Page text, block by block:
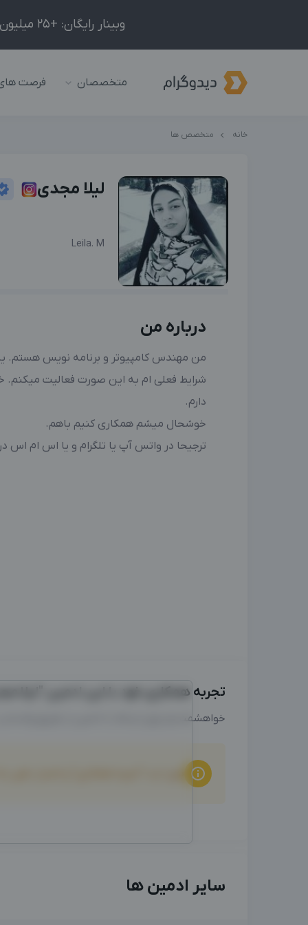
وبینار رایگان: +25 میلیون درآمد در ماه با ادمینیِ شبکه‌های اجتماعی داخلی و خارجی!
متخصصان فرصت
خانه متخصص ها
لیلا مجدی
Leila. M
درباره من
من مهندس کامپیوتر و برنامه نویس هستم.
شرایط فعلی ام به این صورت فعالیت میکنم.
دارم.
خوشحال میشم همکاری کنیم باهم.
ترجیحا در واتس آپ یا تلگرام و یا اس ام اس
تجربه همکاری خود با این ادمین "لیلا
خواهشمندیم برای ارتباط با ادمین از طریق
سایر ادمین ها